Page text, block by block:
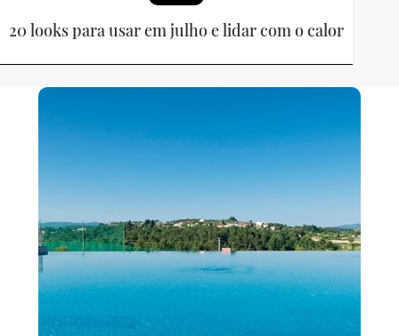
20 looks para usar em julho e lidar com o calor